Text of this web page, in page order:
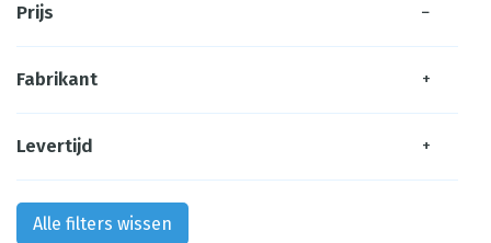
Prijs −
Fabrikant +
Levertijd +
Alle filters wissen